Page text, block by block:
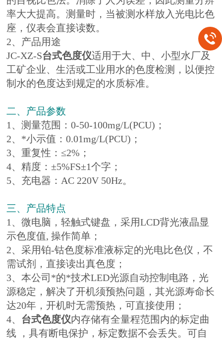
率大大提高。测量时，当被测水样放入光电比色
座，仪表会直接读数。
2、产品用途
JC-XZ-S台式色度仪适用于大、中、小型水厂及
工矿企业、生活或工业用水的色度检测，以便控
制水的色度达到规定的水质标准。
二、产品参数
1、测量范围：0-50-100mg/L(PCU)；
2、*小示值：0.01mg/L(PCU)；
3、重复性：≤2%；
4、精度：±5%FS±1个字；
5、充电器：AC 220V 50Hz。
三、产品特点
1、微电脑，轻触式键盘，采用LCD背光液晶显
示色度值, 操作简单；
2、采用铂-钴色度标准液标定的光电比色仪，不
需试剂，直接读出真色度；
3、本公司*的*技术LED光源自动控制电路，光
源稳定，解决了开机须预热问题，其光源寿命长
达20年，开机时无需预热，可直接使用；
4、 台式色度仪内存储有全量程范围内的标定曲
线 ，具有断电保护，标定数据不会丢失。可自